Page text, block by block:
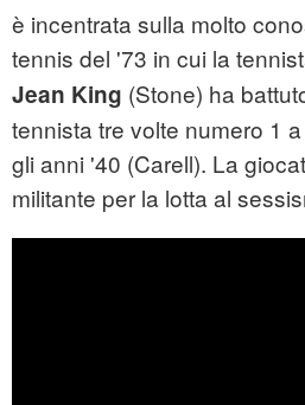
è incentrata sulla molto
tennis del '73 in cui la
Jean King (Stone) ha
tennista tre volte numero 1
gli anni '40 (Carell). La
militante per la lotta al